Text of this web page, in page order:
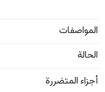
المواصفات
الحالة
أجزاء المتضررة